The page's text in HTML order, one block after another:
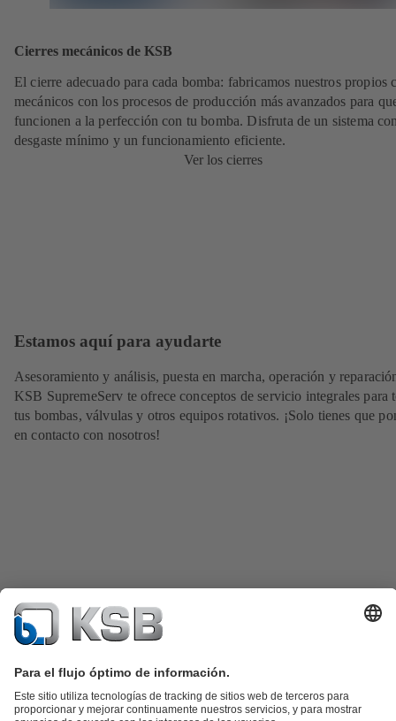
Cierres mecánicos de KSB
El cierre adecuado para cada bomba: fabricamos nuestros propios
mecánicos con los procesos de producción más avanzados para
funcionen a la perfección con tu bomba. Disfruta de un sistema
desgaste mínimo y un funcionamiento eficiente.
Ver los cierres
Estamos aquí para ayudarte
Asesoramiento y análisis, puesta en marcha, operación y
KSB SupremeServ te ofrece conceptos de servicio integrales para
tus bombas, válvulas y otros equipos rotativos. ¡Solo tienes que
en contacto con nosotros!